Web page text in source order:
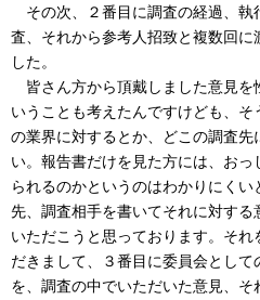
その次、２番目に調査の経過、執
査、それから参考人招致と複数回に
した。
皆さん方から頂戴しました意見を
いうことも考えたんですけども、そ
の業界に対するとか、どこの調査
い。報告書だけを見た方には、お
られるのかというのはわかりにく
先、調査相手を書いてそれに対す
いただこうと思っております。そ
だきまして、３番目に委員会とし
を、調査の中でいただいた意見、